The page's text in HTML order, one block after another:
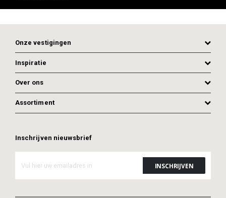
Onze vestigingen
Inspiratie
Over ons
Assortiment
Inschrijven nieuwsbrief